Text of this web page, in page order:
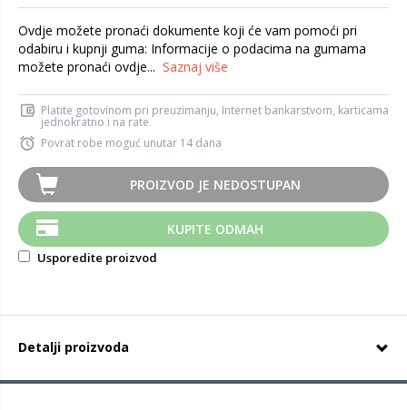
Ovdje možete pronaći dokumente koji će vam pomoći pri
odabiru i kupnji guma: Informacije o podacima na gumama
možete pronaći ovdje... Saznaj više
Platite gotovinom pri preuzimanju, Internet bankarstvom, karticama
jednokratno i na rate
Povrat robe moguć unutar 14 dana
PROIZVOD JE NEDOSTUPAN
KUPITE ODMAH
Usporedite proizvod
Detalji proizvoda